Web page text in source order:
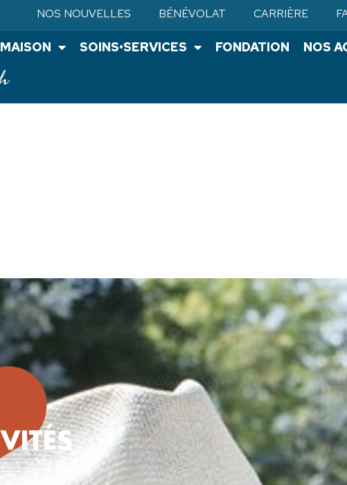
NOS NOUVELLES BÉNÉVOLAT CARRIÈRE
MAISON SOINS•SERVICES FONDATION NOS